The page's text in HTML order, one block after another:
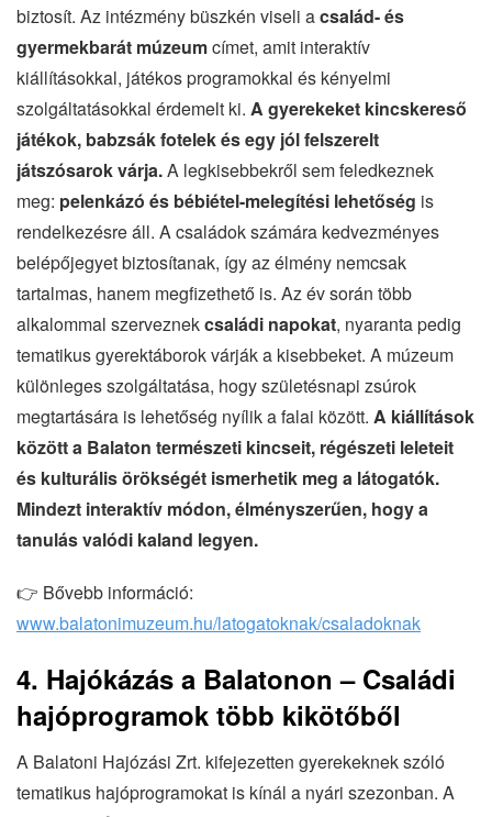
biztosít. Az intézmény büszkén viseli acsalád- és
gyermekbarát múzeumcímet, amit interaktív
kiállításokkal, játékos programokkal és kényelmi
szolgáltatásokkal érdemelt ki. A gyerekeket kincskereső
játékok, babzsák fotelek és egy jól felszerelt
játszósarok várja.A legkisebbekről sem feledkeznek
meg: pelenkázó és bébiétel-melegítési lehetőség is
rendelkezésre áll. A családok számára kedvezményes
belépőjegyet biztosítanak, így az élmény nemcsak
tartalmas, hanem megfizethető is. Az év során több
alkalommal szerveznekcsaládi napokat, nyaranta pedig
tematikus gyerektáborok várják a kisebbeket. A múzeum
különleges szolgáltatása, hogy születésnapi zsúrok
megtartására is lehetőség nyílik a falai között. A kiállítások
között a Balaton természeti kincseit, régészeti leleteit
és kulturális örökségét ismerhetik meg a látogatók.
Mindezt interaktív módon, élményszerűen, hogy a
tanulás valódi kaland legyen.
👉 Bővebb információ:
www.balatonimuzeum.hu/latogatoknak/csaladoknak
4. Hajókázás a Balatonon – Családi
hajóprogramok több kikötőből
A Balatoni Hajózási Zrt. kifejezetten gyerekeknek szóló
tematikus hajóprogramokat is kínál a nyári szezonban. A